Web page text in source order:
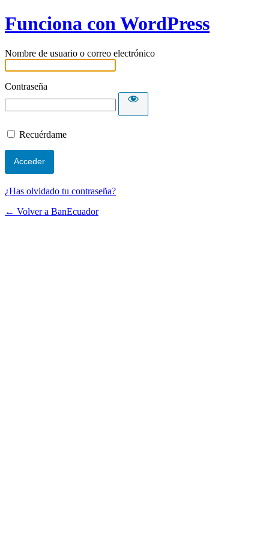
Funciona con WordPress
Nombre de usuario o correo electrónico
Contraseña
Recuérdame
¿Has olvidado tu contraseña?
← Volver a BanEcuador